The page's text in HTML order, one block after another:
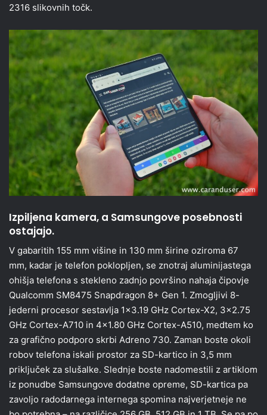
2316 slikovnih točk.
Izpiljena kamera, a Samsungove posebnosti
ostajajo.
V gabaritih 155 mm višine in 130 mm širine oziroma 67
mm, kadar je telefon poklopljen, se znotraj aluminijastega
ohišja telefona s stekleno zadnjo površino nahaja čipovje
Qualcomm SM8475 Snapdragon 8+ Gen 1. Zmogljivi 8-
jederni procesor sestavlja 1×3.19 GHz Cortex-X2, 3×2.75
GHz Cortex-A710 in 4×1.80 GHz Cortex-A510, medtem ko
za grafično podporo skrbi Adreno 730. Zaman boste okoli
robov telefona iskali prostor za SD-kartico in 3,5 mm
priključek za slušalke. Slednje boste nadomestili z artiklom
iz ponudbe Samsungove dodatne opreme, SD-kartica pa
zavoljo radodarnega internega spomina najverjetneje ne